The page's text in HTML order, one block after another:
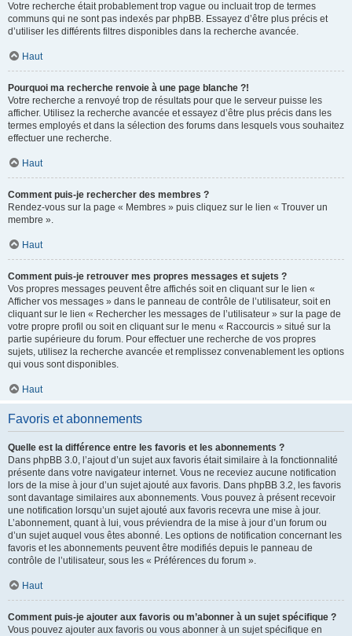
Votre recherche était probablement trop vague ou incluait trop de termes
communs qui ne sont pas indexés par phpBB. Essayez d’être plus précis et
d’utiliser les différents filtres disponibles dans la recherche avancée.
Haut
Pourquoi ma recherche renvoie à une page blanche ?!
Votre recherche a renvoyé trop de résultats pour que le serveur puisse les
afficher. Utilisez la recherche avancée et essayez d’être plus précis dans les
termes employés et dans la sélection des forums dans lesquels vous souhaitez
effectuer une recherche.
Haut
Comment puis-je rechercher des membres ?
Rendez-vous sur la page « Membres » puis cliquez sur le lien « Trouver un
membre ».
Haut
Comment puis-je retrouver mes propres messages et sujets ?
Vos propres messages peuvent être affichés soit en cliquant sur le lien «
Afficher vos messages » dans le panneau de contrôle de l’utilisateur, soit en
cliquant sur le lien « Rechercher les messages de l’utilisateur » sur la page de
votre propre profil ou soit en cliquant sur le menu « Raccourcis » situé sur la
partie supérieure du forum. Pour effectuer une recherche de vos propres
sujets, utilisez la recherche avancée et remplissez convenablement les options
qui vous sont disponibles.
Haut
Favoris et abonnements
Quelle est la différence entre les favoris et les abonnements ?
Dans phpBB 3.0, l’ajout d’un sujet aux favoris était similaire à la fonctionnalité
présente dans votre navigateur internet. Vous ne receviez aucune notification
lors de la mise à jour d’un sujet ajouté aux favoris. Dans phpBB 3.2, les favoris
sont davantage similaires aux abonnements. Vous pouvez à présent recevoir
une notification lorsqu’un sujet ajouté aux favoris recevra une mise à jour.
L’abonnement, quant à lui, vous préviendra de la mise à jour d’un forum ou
d’un sujet auquel vous êtes abonné. Les options de notification concernant les
favoris et les abonnements peuvent être modifiés depuis le panneau de
contrôle de l’utilisateur, sous les « Préférences du forum ».
Haut
Comment puis-je ajouter aux favoris ou m’abonner à un sujet spécifique ?
Vous pouvez ajouter aux favoris ou vous abonner à un sujet spécifique en